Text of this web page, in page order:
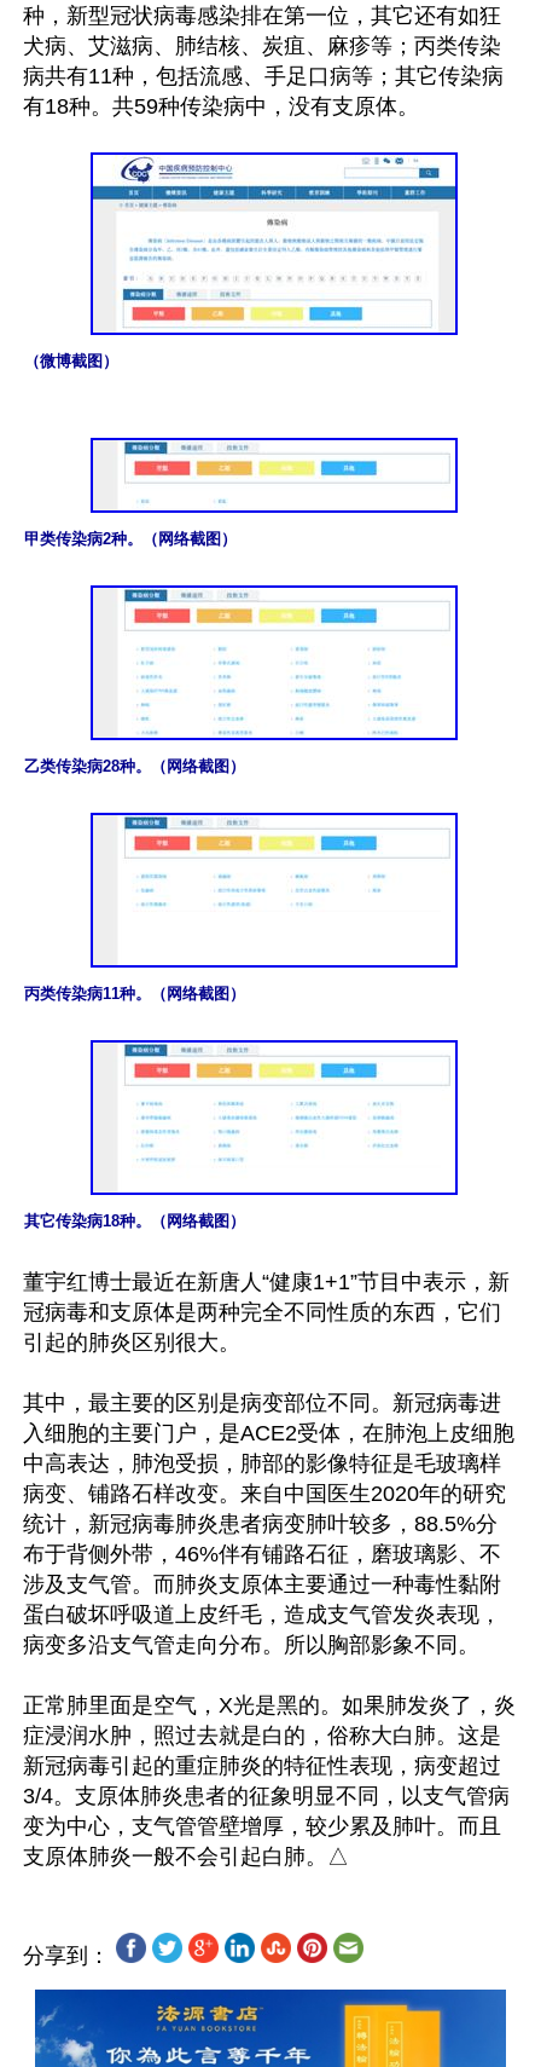
种，新型冠状病毒感染排在第一位，其它还有如狂
犬病、艾滋病、肺结核、炭疽、麻疹等；丙类传染
病共有11种，包括流感、手足口病等；其它传染病
有18种。共59种传染病中，没有支原体。
（微博截图）
甲类传染病2种。（网络截图）
乙类传染病28种。（网络截图）
丙类传染病11种。（网络截图）
其它传染病18种。（网络截图）
董宇红博士最近在新唐人“健康1+1”节目中表示，新
冠病毒和支原体是两种完全不同性质的东西，它们
引起的肺炎区别很大。
其中，最主要的区别是病变部位不同。新冠病毒进
入细胞的主要门户，是ACE2受体，在肺泡上皮细胞
中高表达，肺泡受损，肺部的影像特征是毛玻璃样
病变、铺路石样改变。来自中国医生2020年的研究
统计，新冠病毒肺炎患者病变肺叶较多，88.5%分
布于背侧外带，46%伴有铺路石征，磨玻璃影、不
涉及支气管。而肺炎支原体主要通过一种毒性黏附
蛋白破坏呼吸道上皮纤毛，造成支气管发炎表现，
病变多沿支气管走向分布。所以胸部影象不同。
正常肺里面是空气，X光是黑的。如果肺发炎了，炎
症浸润水肿，照过去就是白的，俗称大白肺。这是
新冠病毒引起的重症肺炎的特征性表现，病变超过
3/4。支原体肺炎患者的征象明显不同，以支气管病
变为中心，支气管管壁增厚，较少累及肺叶。而且
分享到：